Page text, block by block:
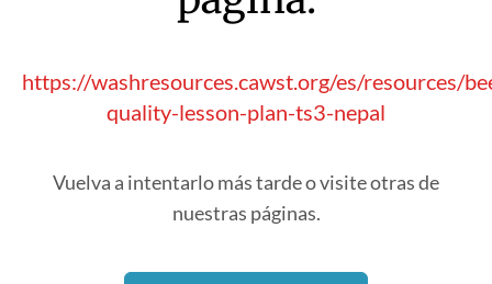
https://washresources.cawst.org/es/resources/
quality-lesson-plan-ts3-nepal
Vuelva a intentarlo más tarde o visite otras de
nuestras páginas.